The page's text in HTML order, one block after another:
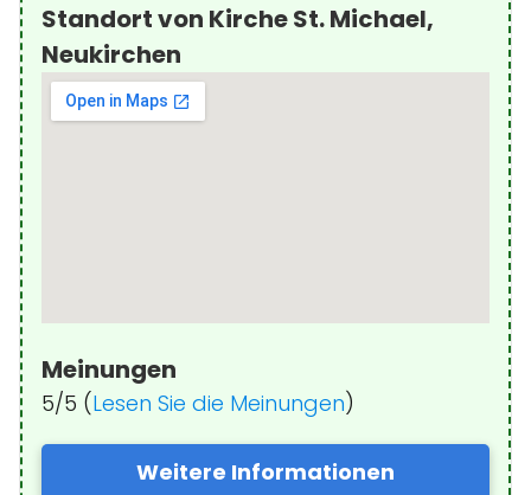
Standort von Kirche St. Michael,
Neukirchen
Meinungen
5/5 (Lesen Sie die Meinungen)
Weitere Informationen